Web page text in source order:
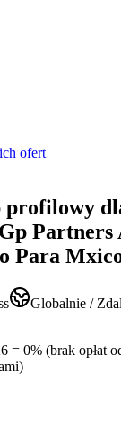
ofert
profilowy
Partners
Para
Globalnie /
= 0% (brak opłat